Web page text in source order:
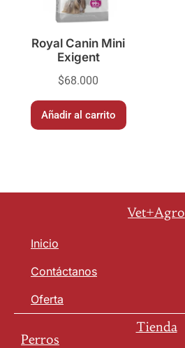
Royal Canin Mini
Exigent
$68.000
Añadir al carrito
Vet+Agro
Inicio
Contáctanos
Oferta
Tienda
Perros